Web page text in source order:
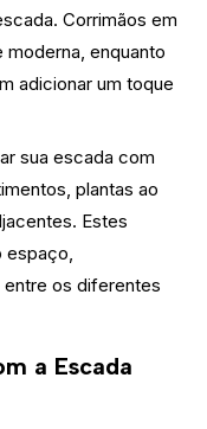
Corrimãos em
enquanto
adicionar um toque
sua escada com
plantas ao
Estes
espaço,
entre os diferentes
a Escada